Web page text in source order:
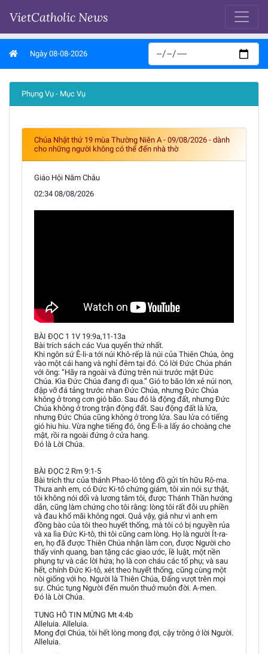
VietCatholic News
Ngày 08-08-2026
Phụng Vụ - Mục Vụ
Chúa Nhật thứ 19 mùa Thường Niên A - 09/08/2026 - dành
cho những người không có thể đến nhà thờ
Giáo Hội Năm Châu
02:34 08/08/2026
BÀI ĐỌC 1 1V 19:9a,11-13a
Bài trích sách các Vua quyển thứ nhất.
Khi ngôn sứ Ê-li-a tới núi Khô-rếp là núi của Thiên Chúa, ông
vào một cái hang và nghỉ đêm tại đó. Có lời Đức Chúa phán
với ông: “Hãy ra ngoài và đứng trên núi trước mặt Đức
Chúa. Kìa Đức Chúa đang đi qua.” Gió to bão lớn xẻ núi non,
đập vỡ đá tảng trước nhan Đức Chúa, nhưng Đức Chúa
không ở trong cơn gió bão. Sau đó là động đất, nhưng Đức
Chúa không ở trong trận động đất. Sau động đất là lửa,
nhưng Đức Chúa cũng không ở trong lửa. Sau lửa có tiếng
gió hiu hiu. Vừa nghe tiếng đó, ông Ê-li-a lấy áo choàng che
mặt, rồi ra ngoài đứng ở cửa hang.
Đó là Lời Chúa.
BÀI ĐỌC 2 Rm 9:1-5
Bài trích thư của thánh Phao-lô tông đồ gửi tín hữu Rô-ma.
Thưa anh em, có Đức Ki-tô chứng giám, tôi xin nói sự thật,
tôi không nói dối và lương tâm tôi, được Thánh Thần hướng
dẫn, cũng làm chứng cho tôi rằng: lòng tôi rất đỗi ưu phiền
và đau khổ mãi không ngơi. Quả vậy, giả như vì anh em
đồng bào của tôi theo huyết thống, mà tôi có bị nguyền rủa
và xa lìa Đức Ki-tô, thì tôi cũng cam lòng. Họ là người Ít-ra-
en, họ đã được Thiên Chúa nhận làm con, được Người cho
thấy vinh quang, ban tặng các giao ước, lề luật, một nền
phụng tự và các lời hứa; họ là con cháu các tổ phụ; và sau
hết, chính Đức Ki-tô, xét theo huyết thống, cũng cùng một
nòi giống với họ. Người là Thiên Chúa, Đấng vượt trên mọi
sự. Chúc tụng Người đến muôn thuở muôn đời. A-men.
Đó là Lời Chúa.
TUNG HÔ TIN MỪNG Mt 4:4b
Alleluia. Alleluia.
Mong đợi Chúa, tôi hết lòng mong đợi, cậy trông ở lời Người.
Alleluia.